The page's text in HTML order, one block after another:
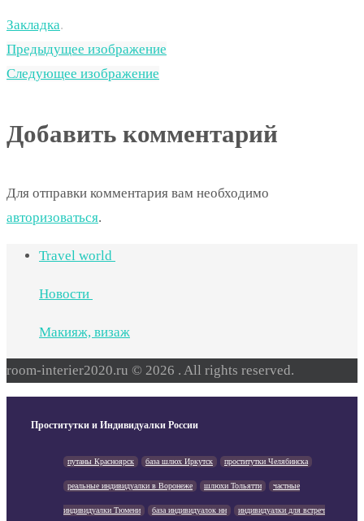
Закладка.
Предыдущее изображение
Следующее изображение
Добавить комментарий
Для отправки комментария вам необходимо
авторизоваться.
Travel world
Новости
Макияж, визаж
room-interier2020.ru © 2026 . All rights reserved.
Проститутки и Индивидуалки России
путаны Красноярск база шлюх Иркутск проститутки Челябинска
реальные индивидуалки в Воронеже шлюхи Тольятти частные
индивидуалки Тюмени база индивидуалок нн индивидуалки для встреч